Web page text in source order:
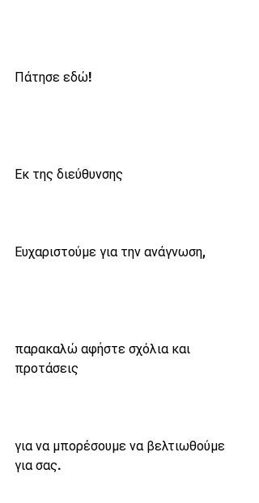
Πάτησε εδώ!
Εκ της διεύθυνσης
Ευχαριστούμε για την ανάγνωση,
παρακαλώ αφήστε σχόλια και
προτάσεις
για να μπορέσουμε να βελτιωθούμε
για σας.